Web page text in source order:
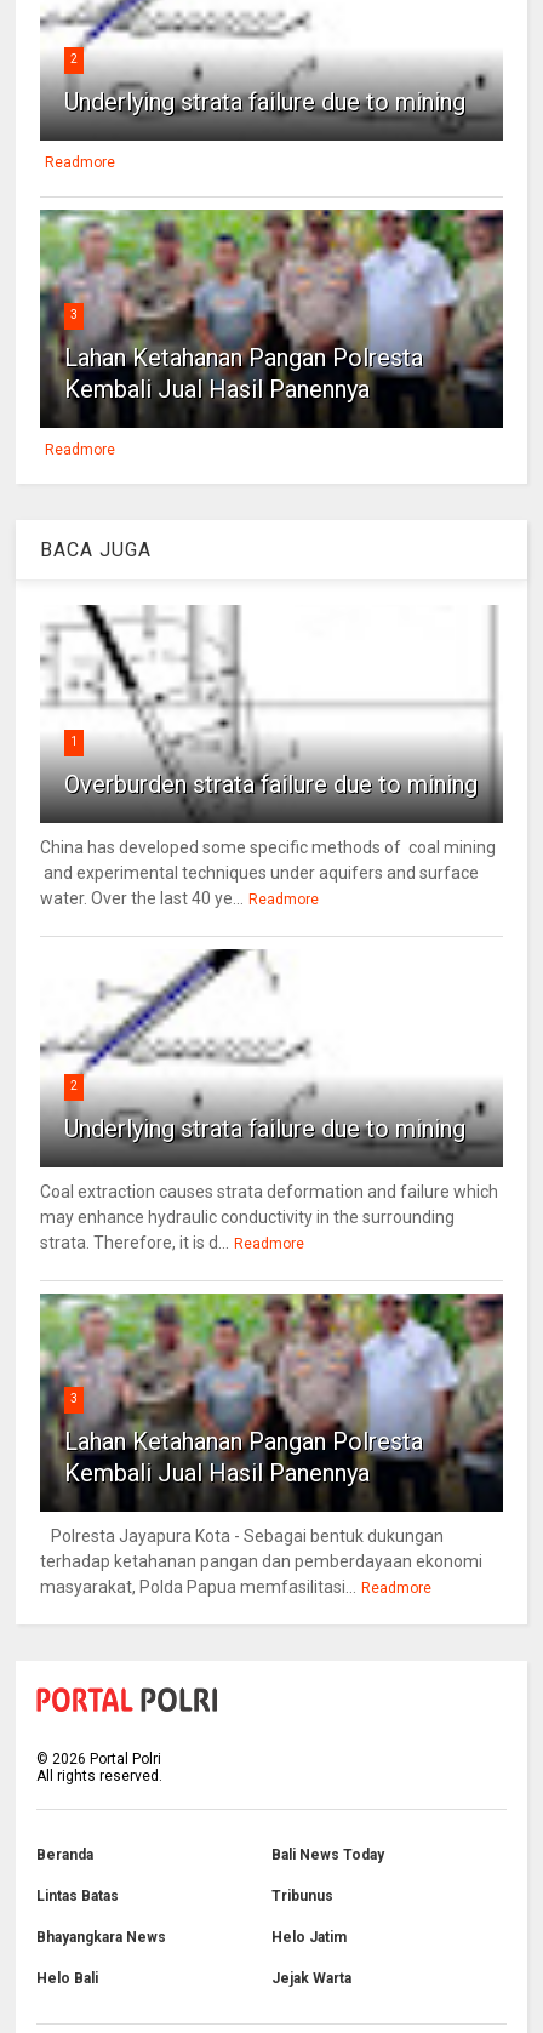
2
Underlying strata failure due to mining
Readmore
3
Lahan Ketahanan Pangan Polresta
Kembali Jual Hasil Panennya
Readmore
BACA JUGA
1
Overburden strata failure due to mining
China has developed some specific methods of coal mining
and experimental techniques under aquifers and surface
water. Over the last 40 ye...
Readmore
2
Underlying strata failure due to mining
Coal extraction causes strata deformation and failure which
may enhance hydraulic conductivity in the surrounding
strata. Therefore, it is d...
Readmore
3
Lahan Ketahanan Pangan Polresta
Kembali Jual Hasil Panennya
Polresta Jayapura Kota - Sebagai bentuk dukungan
terhadap ketahanan pangan dan pemberdayaan ekonomi
masyarakat, Polda Papua memfasilitasi...
Readmore
© 2026 Portal Polri
All rights reserved.
Beranda Bali News Today
Lintas Batas Tribunus
Bhayangkara News Helo Jatim
Helo Bali Jejak Warta